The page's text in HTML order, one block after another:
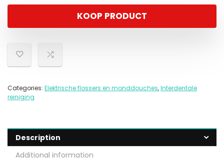
KOOP PRODUCT
Categories: Elektrische flossers en monddouches,Interdentale
reiniging
Description
Additional information